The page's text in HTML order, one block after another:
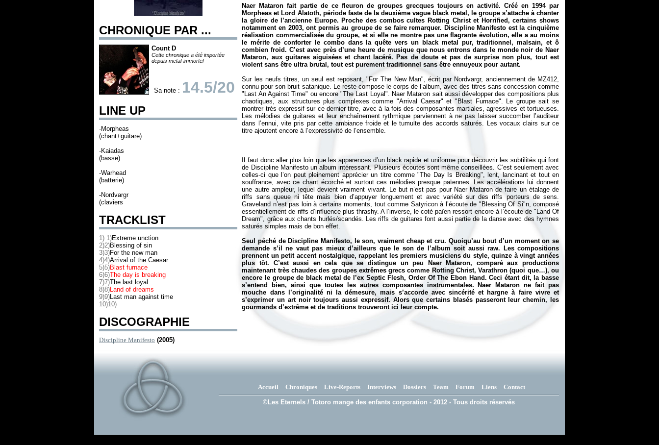
CHRONIQUE PAR ...
Count D
Cette chronique a été importée
depuis metal-immortel
Sa note : 14.5/20
LINE UP
-Morpheas
(chant+guitare)
-Kaiadas
(basse)
-Warhead
(batterie)
-Nordvargr
(claviers
TRACKLIST
1) 1)Extreme unction
2)2)Blessing of sin
3)3)For the new man
4)4)Arrival of the Caesar
5)5)Blast furnace
6)6)The day is breaking
7)7)The last loyal
8)8)Land of dreams
9)9)Last man against time
10)10)
DISCOGRAPHIE
Discipline Manifesto (2005)
Naer Mataron fait partie de ce fleuron de groupes grecques toujours en activité. Créé en 1994 par
Morpheas et Lord Alatoth, période faste de la deuxième vague black metal, le groupe s’attache à chanter
la gloire de l’ancienne Europe. Proche des combos cultes Rotting Christ et Horrified, certains shows
notamment en 2003, ont permis au groupe de se faire remarquer. Discipline Manifesto est la cinquième
réalisation commercialisée du groupe, et si elle ne montre pas une flagrante évolution, elle a au moins
le mérite de conforter le combo dans la quête vers un black metal pur, traditionnel, malsain, et ô
combien froid. C’est avec près d’une heure de musique que nous entrons dans le monde noir de Naer
Mataron, aux guitares aiguisées et chant lacéré. Pas de doute et pas de surprise non plus, tout est
violent sans être ultra brutal, tout est purement traditionnel sans être ennuyeux pour autant.
Sur les neufs titres, un seul est reposant, "For The New Man", écrit par Nordvargr, anciennement de MZ412,
connu pour son bruit satanique. Le reste compose le corps de l’album, avec des titres sans concession comme
"Last An Against Time" ou encore "The Last Loyal". Naer Mataron sait aussi développer des compositions plus
chaotiques, aux structures plus complexes comme "Arrival Caesar" et "Blast Furnace". Le groupe sait se
montrer très expressif sur ce dernier titre, avec à la fois des composantes martiales, agressives et tortueuses.
Les mélodies de guitares et leur enchaînement rythmique parviennent à ne pas laisser succomber l’auditeur
dans l’ennui, vite pris par cette ambiance froide et le tumulte des accords saturés. Les vocaux clairs sur ce
Il faut donc aller plus loin que les apparences d’un black rapide et uniforme pour découvrir les subtilités qui font
de Discipline Manifestoun album intéressant. Plusieurs écoutes sont même conseillées. C’est seulement avec
celles-ci que l’on peut pleinement apprécier un titre comme "The Day Is Breaking", lent, lancinant et tout en
souffrance, avec ce chant écorché et surtout ces mélodies presque païennes. Les accélérations lui donnent
une autre ampleur, lequel devient vraiment vivant. Le but n’est pas pour Naer Mataron de faire un étalage de
riffs sans queue ni tête mais bien d’appuyer longuement et avec variété sur des riffs porteurs de sens.
Graveland n’est pas loin à certains moments, tout comme Satyricon à l’écoute de "Blessing Of Si"n, composé
essentiellement de riffs d’influence plus thrashy. A l’inverse, le coté païen ressort encore à l’écoute de "Land Of
Dream", grâce aux chants hurlés/scandés. Les riffs de guitares font aussi partie de la danse avec des hymnes
saturés simples mais de bon effet.
Seul pêché de Discipline Manifesto, le son, vraiment cheap et cru. Quoiqu’au bout d’un moment on se
demande s’il ne vaut pas mieux d’ailleurs que le son de l’album soit aussi raw. Les compositions
prennent un petit accent nostalgique, rappelant les premiers musiciens du style, quinze à vingt années
plus tôt. C’est aussi en cela que se distingue un peu Naer Mataron, comparé aux productions
maintenant très chaudes des groupes extrêmes grecs comme Rotting Christ, Varathron (quoi que…), ou
encore le groupe de black metal de l’ex Septic Flesh, Order Of The Ebon Hand. Ceci étant dit, la basse
s’entend bien, ainsi que toutes les autres composantes instrumentales. Naer Mataron ne fait pas
mouche dans l’originalité ni la démesure, mais s’accorde avec sincérité et hargne à faire vivre et
s’exprimer un art noir toujours aussi expressif. Alors que certains blasés passeront leur chemin, les
gourmands d’extrême et de traditions trouveront ici leur compte.
Accueil Chroniques Live-Reports Interviews Dossiers Team Forum Liens Contact
©Les Eternels / Totoro mange des enfants corporation - 2012 - Tous droits réservés